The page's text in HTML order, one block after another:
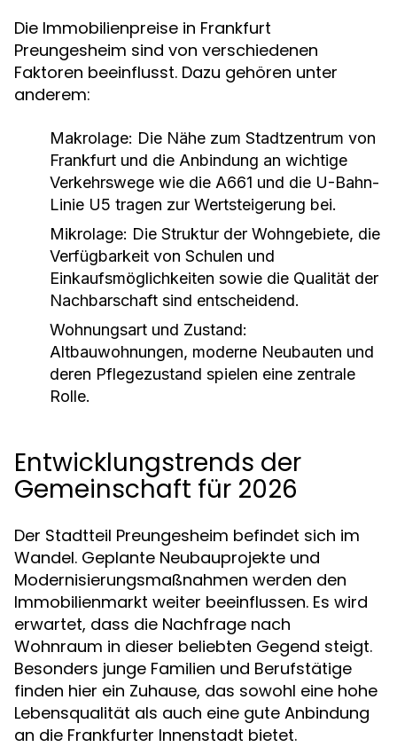
Die Immobilienpreise in Frankfurt
Preungesheim sind von verschiedenen
Faktoren beeinflusst. Dazu gehören unter
anderem:
Makrolage: Die Nähe zum Stadtzentrum von
Frankfurt und die Anbindung an wichtige
Verkehrswege wie die A661 und die U-Bahn-
Linie U5 tragen zur Wertsteigerung bei.
Mikrolage: Die Struktur der Wohngebiete, die
Verfügbarkeit von Schulen und
Einkaufsmöglichkeiten sowie die Qualität der
Nachbarschaft sind entscheidend.
Wohnungsart und Zustand:
Altbauwohnungen, moderne Neubauten und
deren Pflegezustand spielen eine zentrale
Rolle.
Entwicklungstrends der
Gemeinschaft für 2026
Der Stadtteil Preungesheim befindet sich im
Wandel. Geplante Neubauprojekte und
Modernisierungsmaßnahmen werden den
Immobilienmarkt weiter beeinflussen. Es wird
erwartet, dass die Nachfrage nach
Wohnraum in dieser beliebten Gegend steigt.
Besonders junge Familien und Berufstätige
finden hier ein Zuhause, das sowohl eine hohe
Lebensqualität als auch eine gute Anbindung
an die Frankfurter Innenstadt bietet.